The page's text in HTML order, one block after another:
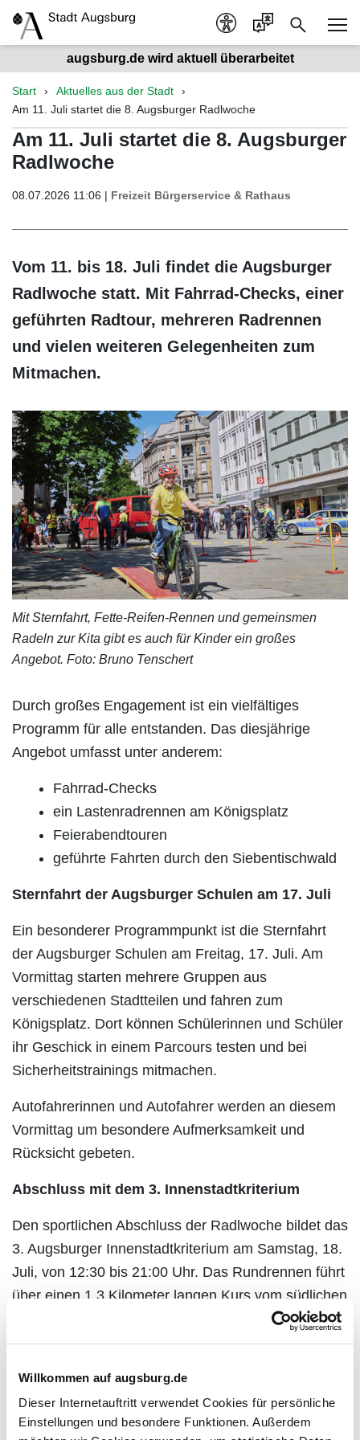
Willkommen auf augsburg.de
Dieser Internetauftritt verwendet Cookies für persönliche
Einstellungen und besondere Funktionen. Außerdem
augsburg.de wird aktuell überarbeitet
Start
Aktuelles aus der Stadt
Am 11. Juli startet die 8. Augsburger Radlwoche
Am 11. Juli startet die 8. Augsburger
Radlwoche
08.07.2026 11:06 | Freizeit Bürgerservice & Rathaus
Vom 11. bis 18. Juli findet die Augsburger
Radlwoche statt. Mit Fahrrad-Checks, einer
geführten Radtour, mehreren Radrennen
und vielen weiteren Gelegenheiten zum
Mitmachen.
Mit Sternfahrt, Fette-Reifen-Rennen und gemeinsmen
Radeln zur Kita gibt es auch für Kinder ein großes
Angebot. Foto: Bruno Tenschert
Durch großes Engagement ist ein vielfältiges
Programm für alle entstanden. Das diesjährige
Angebot umfasst unter anderem:
Fahrrad-Checks
ein Lastenradrennen am Königsplatz
Feierabendtouren
geführte Fahrten durch den Siebentischwald
Sternfahrt der Augsburger Schulen am 17. Juli
Ein besonderer Programmpunkt ist die Sternfahrt
der Augsburger Schulen am Freitag, 17. Juli. Am
Vormittag starten mehrere Gruppen aus
verschiedenen Stadtteilen und fahren zum
Königsplatz. Dort können Schülerinnen und Schüler
ihr Geschick in einem Parcours testen und bei
Sicherheitstrainings mitmachen.
Autofahrerinnen und Autofahrer werden an diesem
Vormittag um besondere Aufmerksamkeit und
Rücksicht gebeten.
Abschluss mit dem 3. Innenstadtkriterium
Den sportlichen Abschluss der Radlwoche bildet das
3. Augsburger Innenstadtkriterium am Samstag, 18.
Juli, von 12:30 bis 21:00 Uhr. Das Rundrennen führt
über einen 1,3 Kilometer langen Kurs vom südlichen
Ende der Maximilianstraße über die Weite Gasse,
die Konrad-Adenauer-Allee und die Hallstraße
Starten können lizenzierte Radsportlerinnen und -
sportler der Altersklassen U11 bis Elite. Darüber